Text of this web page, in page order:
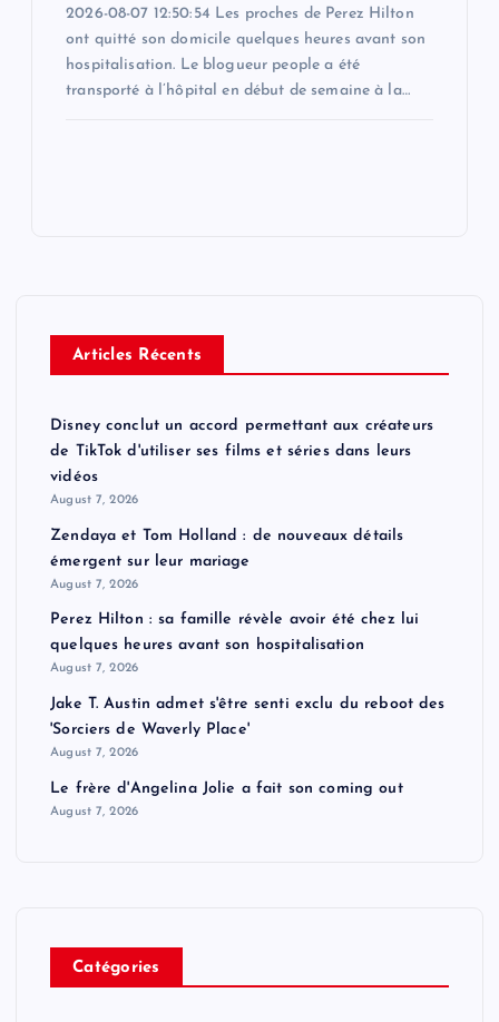
2026-08-07 12:50:54 Les proches de Perez Hilton
ont quitté son domicile quelques heures avant son
hospitalisation. Le blogueur people a été
transporté à l’hôpital en début de semaine à la…
Articles Récents
Disney conclut un accord permettant aux créateurs
de TikTok d'utiliser ses films et séries dans leurs
vidéos
August 7, 2026
Zendaya et Tom Holland : de nouveaux détails
émergent sur leur mariage
August 7, 2026
Perez Hilton : sa famille révèle avoir été chez lui
quelques heures avant son hospitalisation
August 7, 2026
Jake T. Austin admet s'être senti exclu du reboot des
'Sorciers de Waverly Place'
August 7, 2026
Le frère d'Angelina Jolie a fait son coming out
August 7, 2026
Catégories